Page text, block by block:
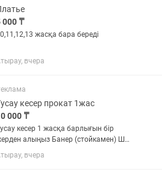
000 ₸
жасқа бара береді
вчера
кесер прокат 1жас
000 ₸
кесер 1 жасқа барлығын бір
алыңыз Банер (стойкамен) Шар
Ақ жол (дорожка) Костюм/
көйлек Пышақ ала жіп Жастықша
вчера